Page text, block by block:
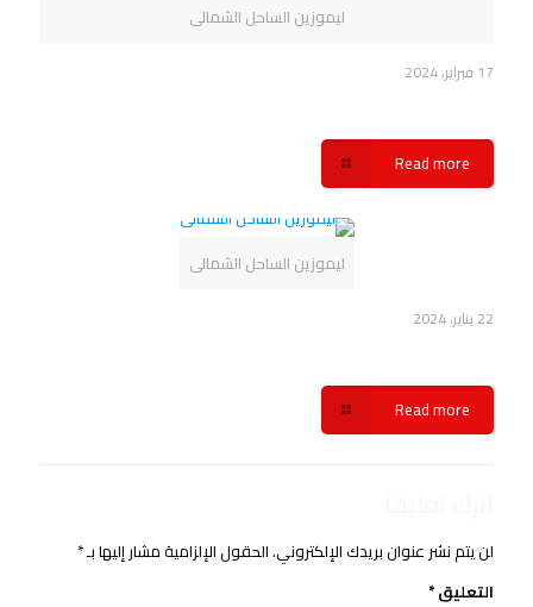
ليموزين الساحل الشمالى
17 فبراير، 2024
Read more
ليموزين الساحل الشمالى
22 يناير، 2024
Read more
لن يتم نشر عنوان بريدك الإلكتروني.الحقول الإلزامية مشار إليها بـ*
التعليق*